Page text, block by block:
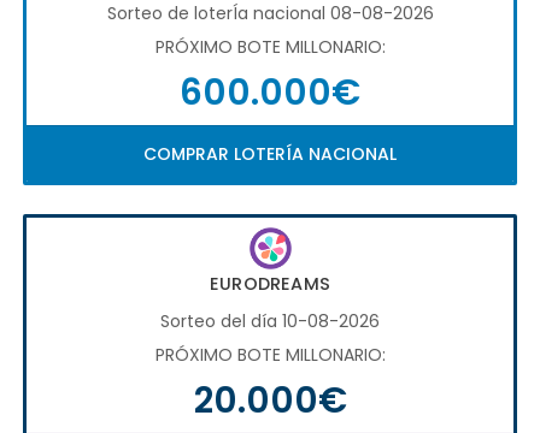
Sorteo de loterÍa nacional 08-08-2026
PRÓXIMO BOTE MILLONARIO:
600.000€
COMPRAR LOTERÍA NACIONAL
EURODREAMS
Sorteo del día 10-08-2026
PRÓXIMO BOTE MILLONARIO:
20.000€